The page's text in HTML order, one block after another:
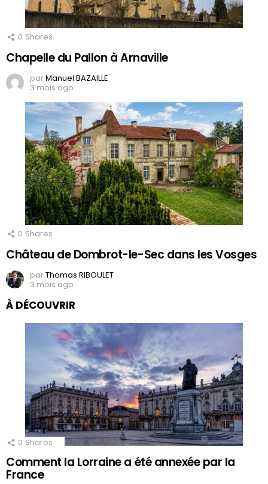
0 Shares
Chapelle du Pallon à Arnaville
parManuel BAZAILLE
3 mois ago
0 Shares
Château de Dombrot-le-Sec dans les Vosges
parThomas RIBOULET
3 mois ago
À DÉCOUVRIR
0 Shares
Comment la Lorraine a été annexée par la
France